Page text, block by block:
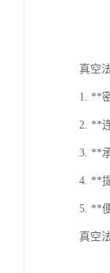
真空
1. **
2. **
3. **
4. **
5. **
真空